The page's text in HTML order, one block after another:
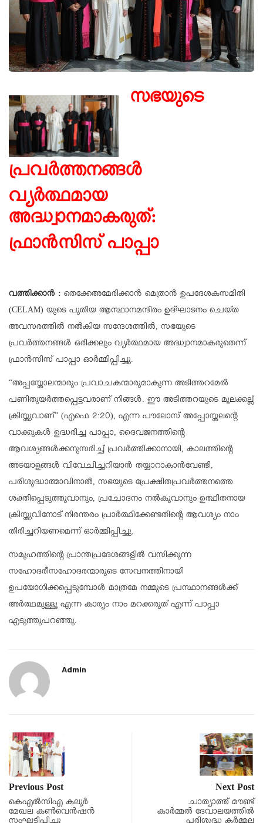
സഭയുടെ
പ്രവർത്തനങ്ങൾ
വ്യർത്ഥമായ
അദ്ധ്വാനമാകരുത്:
ഫ്രാൻസിസ്പാപ്പാ
വത്തിക്കാന്‍ : തെക്കേഅമേരിക്കാൻ മെത്രാൻ ഉപദേശകസമിതി
(CELAM) യുടെ പുതിയ ആസ്ഥാനമന്ദിരം ഉദ്‌ഘാടനം ചെയ്ത
അവസരത്തിൽ നൽകിയ സന്ദേശത്തിൽ, സഭയുടെ
പ്രവർത്തനങ്ങൾ ഒരിക്കലും വ്യർത്ഥമായ അദ്ധ്വാനമാകരുതെന്ന്
ഫ്രാൻസിസ് പാപ്പാ ഓർമ്മിപ്പിച്ചു.
“അപ്പസ്തോലന്മാരും പ്രവാചകന്മാരുമാകുന്ന അടിത്തറമേൽ
പണിതുയർത്തപ്പെട്ടവരാണ് നിങ്ങൾ. ഈ അടിത്തറയുടെ മൂലക്കല്ല്
ക്രിസ്തുവാണ്” (എഫെ 2:20), എന്ന പൗലോസ്‌ അപ്പോസ്തലന്റെ
വാക്കുകൾ ഉദ്ധരിച്ച പാപ്പാ, ദൈവജനത്തിന്റെ
ആവശ്യങ്ങൾക്കനുസരിച്ച് പ്രവർത്തിക്കാനായി, കാലത്തിന്റെ
അടയാളങ്ങൾ വിവേചിച്ചറിയാൻ തയ്യാറാകാൻവേണ്ടി,
പരിശുദ്ധാത്മാവിനാൽ, സഭയുടെ പ്രേക്ഷിതപ്രവർത്തനത്തെ
ശക്തിപ്പെടുത്തുവാനും, പ്രചോദനം നൽകുവാനും ഉത്ഥിതനായ
ക്രിസ്തുവിനോട് നിരന്തരം പ്രാർത്ഥിക്കേണ്ടതിന്റെ ആവശ്യം നാം
തിരിച്ചറിയണമെന്ന് ഓർമ്മിപ്പിച്ചു.
സമൂഹത്തിന്റെ പ്രാന്തപ്രദേശങ്ങളിൽ വസിക്കുന്ന
സഹോദരീസഹോദരന്മാരുടെ സേവനത്തിനായി
ഉപയോഗിക്കപ്പെടുമ്പോൾ മാത്രമേ നമ്മുടെ പ്രസ്ഥാനങ്ങൾക്ക്
അർത്ഥമുള്ളൂ എന്ന കാര്യം നാം മറക്കരുത് എന്ന് പാപ്പാ
എടുത്തുപറഞ്ഞു.
Admin
Previous Post
കെഎൽസിഎ കലൂർ
മേഖല കൺവെൻഷൻ
Next Post
ചാത്യാത്ത് മൗണ്ട്
കാർമ്മൽ ദേവാലയത്തിൽ